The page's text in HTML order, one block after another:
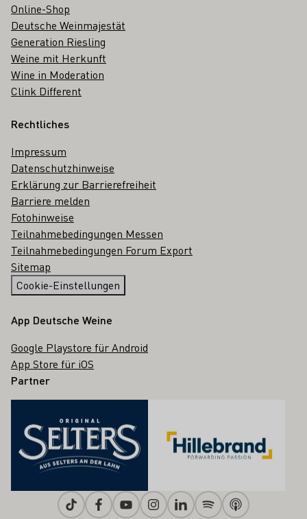
Online-Shop
Deutsche Weinmajestät
Generation Riesling
Weine mit Herkunft
Wine in Moderation
Clink Different
Rechtliches
Impressum
Datenschutzhinweise
Erklärung zur Barrierefreiheit
Barriere melden
Fotohinweise
Teilnahmebedingungen Messen
Teilnahmebedingungen Forum Export
Sitemap
Cookie-Einstellungen
App Deutsche Weine
Google Playstore für Android
App Store für iOS
Partner
TiktokFacebookYoutubeInstagramLinkedinSpotifyApple